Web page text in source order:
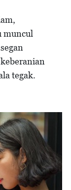
muncul
tegak.